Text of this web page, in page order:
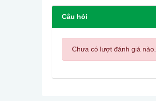
Câu hỏi
Chưa có lượt đánh giá nào.